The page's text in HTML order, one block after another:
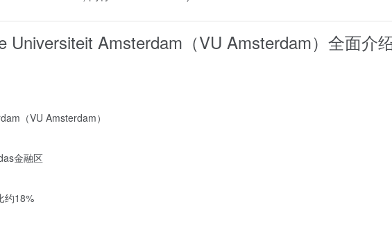
Universiteit Amsterdam（VU Amsterdam）全面介
（VU Amsterdam）
金融区
约18%